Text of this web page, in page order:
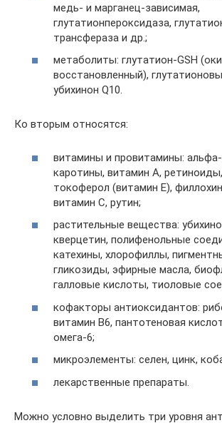
медь- и марганец-зависимая,
глутатионпероксидаза,
трансфераза и др.;
метаболиты: глутатион-GSH
восстановленный),
убихинон Q10.
Ко вторым относятся:
витамины и провитамины:
каротины, витамин А,
токоферол (витамин Е),
витамин С, рутин;
растительные вещества:
кверцетин, полифенольные
катехины, хлорофиллы,
гликозиды, эфирные масла,
галловые кислоты, тиоловые
кофакторы антиоксидантов:
витамин В6, пантотеновая
омега-6;
микроэлементы: селен, цинк,
лекарственные препараты.
Можно условно выделить три уровня